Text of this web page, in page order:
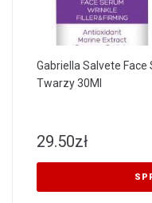
Gabriella Salvete Face
Twarzy 30Ml
29.50zł